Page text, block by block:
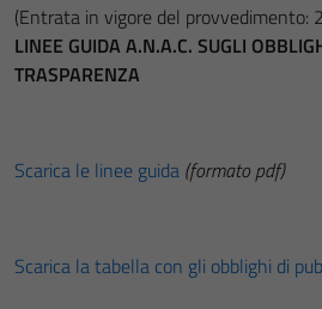
(Entrata in vigore del
LINEE GUIDA A.N.A.C. SUGLI
TRASPARENZA
Scarica le linee guida (formato pdf)
Scarica la tabella con gli obblighi di